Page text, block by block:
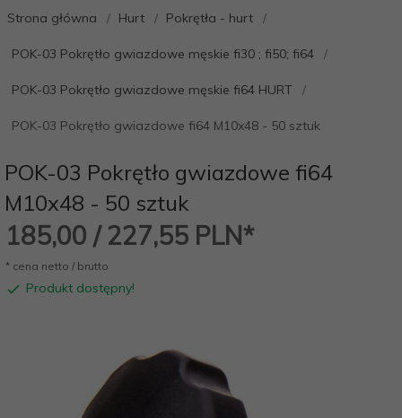
Strona główna Hurt Pokrętła - hurt
POK-03 Pokrętło gwiazdowe męskie fi30 ; fi50; fi64
POK-03 Pokrętło gwiazdowe męskie fi64 HURT
POK-03 Pokrętło gwiazdowe fi64 M10x48 - 50 sztuk
POK-03 Pokrętło gwiazdowe fi64
M10x48 - 50 sztuk
185,00 / 227,55 PLN*
* cena netto / brutto
Produkt dostępny!